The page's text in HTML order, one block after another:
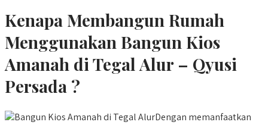
Kenapa Membangun Rumah
Menggunakan Bangun Kios
Amanah di Tegal Alur – Qyusi
Persada ?
Dengan memanfaatkan